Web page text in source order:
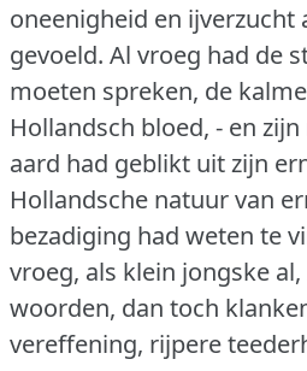
oneenigheid en ijverzucht
gevoeld. Al vroeg had de
moeten spreken, de
Hollandsch bloed, - en
aard had geblikt uit zijn
Hollandsche natuur van
bezadiging had weten te
vroeg, als klein jongske
woorden, dan toch
vereffening, rijpere